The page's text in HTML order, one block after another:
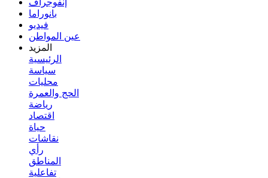
إنفوجراف
بانوراما
فيديو
عين المواطن
المزيد
الرئيسية
سياسة
محليات
الحج والعمرة
رياضة
اقتصاد
حياة
نقاشات
رأي
المناطق
تفاعلية